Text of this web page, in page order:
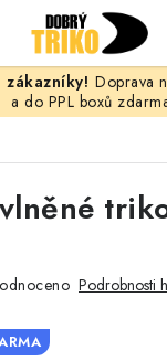
Doprava
a do PPL boxů
Podrobnosti